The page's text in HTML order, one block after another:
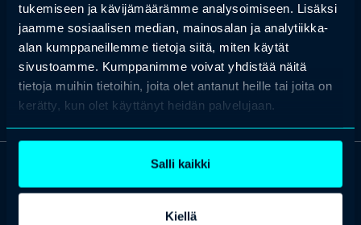
tukemiseen ja kävijämäärämme analysoimiseen. Lisäksi
jaamme sosiaalisen median, mainosalan ja analytiikka-
alan kumppaneillemme tietoja siitä, miten käytät
sivustoamme. Kumppanimme voivat yhdistää näitä
tietoja muihin tietoihin, joita olet antanut heille tai joita on
kerätty, kun olet käyttänyt heidän palvelujaan.
Salli kaikki
Kiellä
Tampereen yliopistosta.
Haluatko lisätietoa tämän kouluttajan valmennuksista?
ja kerromme lisää.
OTA YHTEYTTÄ